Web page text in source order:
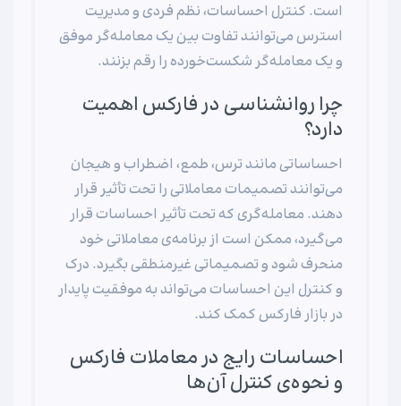
است. کنترل احساسات، نظم فردی و مدیریت
استرس می‌توانند تفاوت بین یک معامله‌گر موفق
و یک معامله‌گر شکست‌خورده را رقم بزنند.
چرا روانشناسی در فارکس اهمیت
دارد؟
احساساتی مانند ترس، طمع، اضطراب و هیجان
می‌توانند تصمیمات معاملاتی را تحت تأثیر قرار
دهند. معامله‌گری که تحت تأثیر احساسات قرار
می‌گیرد، ممکن است از برنامه‌ی معاملاتی خود
منحرف شود و تصمیماتی غیرمنطقی بگیرد. درک
و کنترل این احساسات می‌تواند به موفقیت پایدار
در بازار فارکس کمک کند.
احساسات رایج در معاملات فارکس
و نحوه‌ی کنترل آن‌ها